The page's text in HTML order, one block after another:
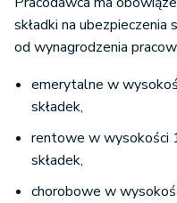
składki na ubezpieczenia
od wynagrodzenia
emerytalne w
składek,
rentowe w wysokości
składek,
chorobowe w